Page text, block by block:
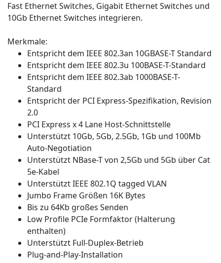
Fast Ethernet Switches, Gigabit Ethernet Switches und
10Gb Ethernet Switches integrieren.
Merkmale:
Entspricht dem IEEE 802.3an 10GBASE-T Standard
Entspricht dem IEEE 802.3u 100BASE-T-Standard
Entspricht dem IEEE 802.3ab 1000BASE-T-
Standard
Entspricht der PCI Express-Spezifikation, Revision
2.0
PCI Express x 4 Lane Host-Schnittstelle
Unterstützt 10Gb, 5Gb, 2.5Gb, 1Gb und 100Mb
Auto-Negotiation
Unterstützt NBase-T von 2,5Gb und 5Gb über Cat
5e-Kabel
Unterstützt IEEE 802.1Q tagged VLAN
Jumbo Frame Größen 16K Bytes
Bis zu 64Kb großes Senden
Low Profile PCIe Formfaktor (Halterung
enthalten)
Unterstützt Full-Duplex-Betrieb
Plug-and-Play-Installation